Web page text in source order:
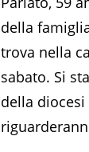
della
trova nella
sabato. Si
della